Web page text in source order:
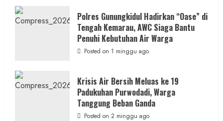
Penipuan
Masuk
RSUD
Wonosari
Seret
Polres Gunungkidul Hadirkan “Oase” di
Tengah Kemarau, AWC Siaga Bantu
Penuhi Kebutuhan Air Warga
Posted on 1 minggu ago
Krisis Air Bersih Meluas ke 19
Padukuhan Purwodadi, Warga
Tanggung Beban Ganda
Posted on 2 minggu ago